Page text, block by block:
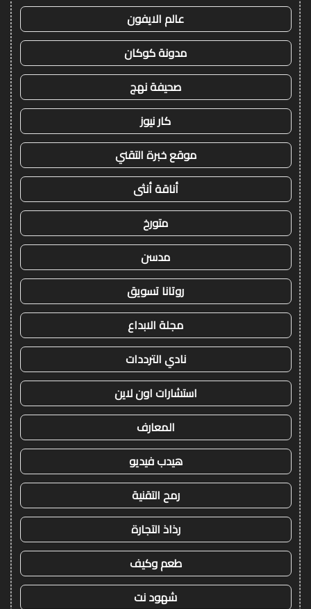
عالم الايفون
مدونة كوكان
صحيفة نهج
كار نيوز
موقع خبرة التقني
أناقة أنثى
متورخ
مدسن
روتانا تسويق
مجلة الابداع
نادي الترددات
استشارات اون لاين
المعارف
هيدب فيديو
رمح التقنية
رذاذ التجارة
طعم وكيف
شهود نت